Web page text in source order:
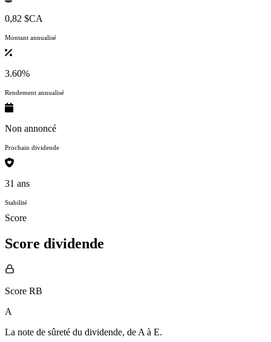
0,82 $CA
Montant annualisé
3.60%
Rendement annualisé
Non annoncé
Prochain dividende
31 ans
Stabilité
Score
Score dividende
Score RB
A
La note de sûreté du dividende, de A à E.